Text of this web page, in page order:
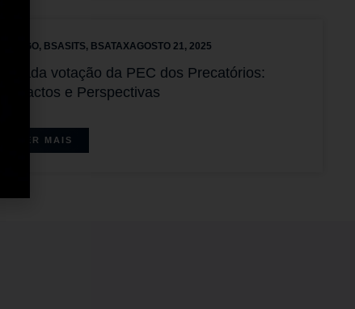
ARTIGO, BSASITS, BSATAXAGOSTO 21, 2025
Adiada votação da PEC dos Precatórios:
Impactos e Perspectivas
LER MAIS